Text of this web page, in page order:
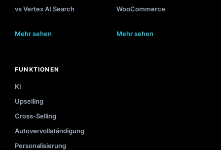
vs Vertex AI Search
Mehr sehen
WooCommerce
Mehr sehen
FUNKTIONEN
KI
Upselling
Cross-Selling
Autovervollständigung
Personalisierung